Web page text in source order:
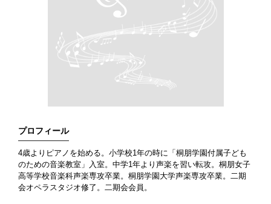
プロフィール
4歳よりピアノを始める。小学校1年の時に「桐朋学園付属子ども
のための音楽教室」入室。中学1年より声楽を習い転攻。桐朋女子
高等学校音楽科声楽専攻卒業。桐朋学園大学声楽専攻卒業。二期
会オペラスタジオ修了。二期会会員。